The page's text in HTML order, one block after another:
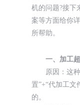
机的问题?接下
案等方面给你
所帮助。
一、加工
原因：这种
置”+“代加工文
的。